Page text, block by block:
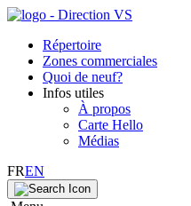
Répertoire
Zones commerciales
Quoi de neuf?
Infos utiles
À propos
Carte Hello
Médias
FREN